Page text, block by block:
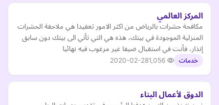
المركز العالمي
مكافحة حشرات بالرياض من اكثر الامور تعقيدا هي ملاحقة الحشرات
المنزلية الموجودة في بيتك، هذه هي التي تأتي الى بيتك دون سابق
إنذار، فأنت في استقبال ضيفا غير مرغوب فيه نهائيا
خدمات 2020-02-28
الدوق لأعمال البناء